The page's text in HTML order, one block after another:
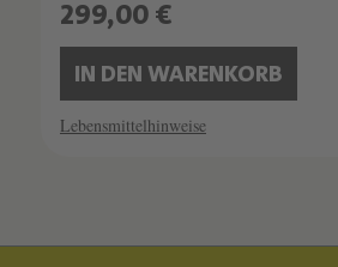
299,00 €
IN DEN WARENKORB
Lebensmittelhinweise